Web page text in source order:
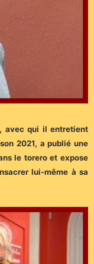
avec qui il entretient
2021, a publié une
le torero et expose
lui-même à sa